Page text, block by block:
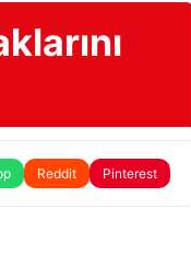
Reddit Pinterest